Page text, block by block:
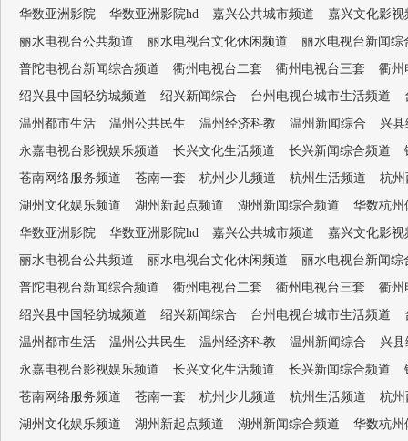
华数亚洲影院
华数亚洲影院hd 嘉兴公共城市频道
嘉兴文化影视
丽水电视台公共频道
丽水电视台文化休闲频道
丽水电视台新闻综
普陀电视台新闻综合频道
衢州电视台二套 衢州电视台三套
衢州
绍兴县中国轻纺城频道
绍兴新闻综合 台州电视台城市生活频道
温州都市生活
温州公共民生 温州经济科教 温州新闻综合
兴
永嘉电视台影视娱乐频道
长兴文化生活频道 长兴新闻综合频道
苍南网络服务频道
苍南一套 杭州少儿频道 杭州生活频道
杭州
湖州文化娱乐频道
湖州新起点频道 湖州新闻综合频道
华数杭州
华数亚洲影院
华数亚洲影院hd 嘉兴公共城市频道
嘉兴文化影视
丽水电视台公共频道
丽水电视台文化休闲频道
丽水电视台新闻综
普陀电视台新闻综合频道
衢州电视台二套 衢州电视台三套
衢州
绍兴县中国轻纺城频道
绍兴新闻综合 台州电视台城市生活频道
温州都市生活
温州公共民生 温州经济科教 温州新闻综合
兴
永嘉电视台影视娱乐频道
长兴文化生活频道 长兴新闻综合频道
苍南网络服务频道
苍南一套 杭州少儿频道 杭州生活频道
杭州
湖州文化娱乐频道
湖州新起点频道 湖州新闻综合频道
华数杭州